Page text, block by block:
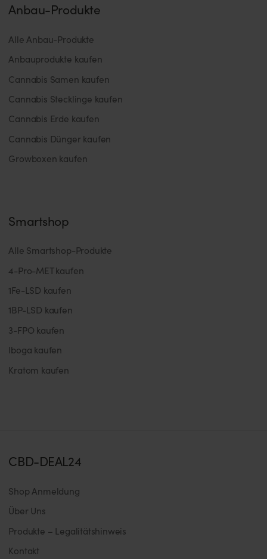
Anbau-Produkte
Alle Anbau-Produkte
Anbauprodukte kaufen
Cannabis Samen kaufen
Cannabis Stecklinge kaufen
Cannabis Erde kaufen
Cannabis Dünger kaufen
Growboxen kaufen
Smartshop
Alle Smartshop-Produkte
4-Pro-MET kaufen
1Fe-LSD kaufen
1BP-LSD kaufen
3-FPO kaufen
Iboga kaufen
Kratom kaufen
CBD-DEAL24
Shop Anmeldung
Über Uns
Produkte – Legalitätshinweis
Kontakt